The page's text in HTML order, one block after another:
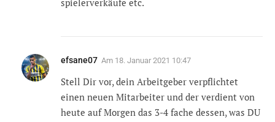
spielerverkäufe etc.
efsane07 Am 18. Januar 2021 10:47
Stell Dir vor, dein Arbeitgeber verpflichtet
einen neuen Mitarbeiter und der verdient von
heute auf Morgen das 3-4 fache dessen, was DU